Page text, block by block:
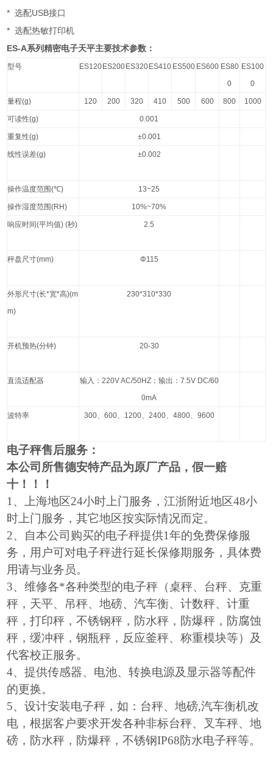
*选配USB接口
*选配热敏打印机
ES-A系列精密电子天平主要技术参数：
型号 ES120 ES200 ES320 ES410 ES500 ES600 ES80
0
ES100
0
量程(g) 120 200 320 410 500 600 800 1000
可读性(g) 0.001
重复性(g) ±0.001
线性误差(g) ±0.002
操作温度范围(℃) 13~25
操作湿度范围(RH) 10%~70%
响应时间(平均值) (秒) 2.5
秤盘尺寸(mm) Φ115
外形尺寸(长*宽*高)(m
m)
230*310*330
开机预热(分钟) 20-30
直流适配器 输入： 220V AC/50HZ；输出： 7.5V DC/60
0mA
波特率 300、 600、 1200、 2400、 4800、 9600
电子秤售后服务：
本公司所售德安特产品为原厂产品，假一赔
十！！！
1 、上海地区24小时上门服务，江浙附近地区48小
时上门服务，其它地区按实际情况而定。
2、自本公司购买的电子秤提供1年的免费保修服
务，用户可对电子秤进行延长保修期服务，具体费
用请与业务员。
3、维修各*各种类型的电子秤（桌秤、台秤、克重
秤，天平、吊秤、地磅、汽车衡、计数秤、计重
秤，打印秤，不锈钢秤，防水秤，防爆秤，防腐蚀
秤，缓冲秤，钢瓶秤，反应釜秤、称重模块等）及
代客校正服务。
4、提供传感器、电池、转换电源及显示器等配件
的更换。
5、设计安装电子秤，如：台秤、地磅,汽车衡机改
电，根据客户要求开发各种非标台秤、叉车秤、地
磅，防水秤，防爆秤，不锈钢IP68防水电子秤等。